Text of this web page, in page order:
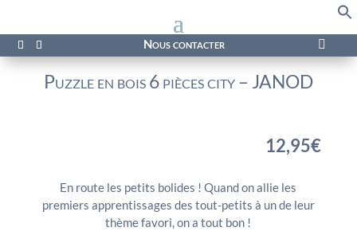
Nous contacter 
Puzzle en bois 6 pièces city – JANOD
12,95€
En route les petits bolides ! Quand on allie les
premiers apprentissages des tout-petits à un de leur
thème favori, on a tout bon !